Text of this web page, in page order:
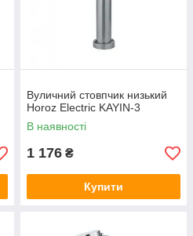
Вуличний стовпчик низький
Horoz Electric KAYIN-3
В наявності
1 176 ₴
Купити